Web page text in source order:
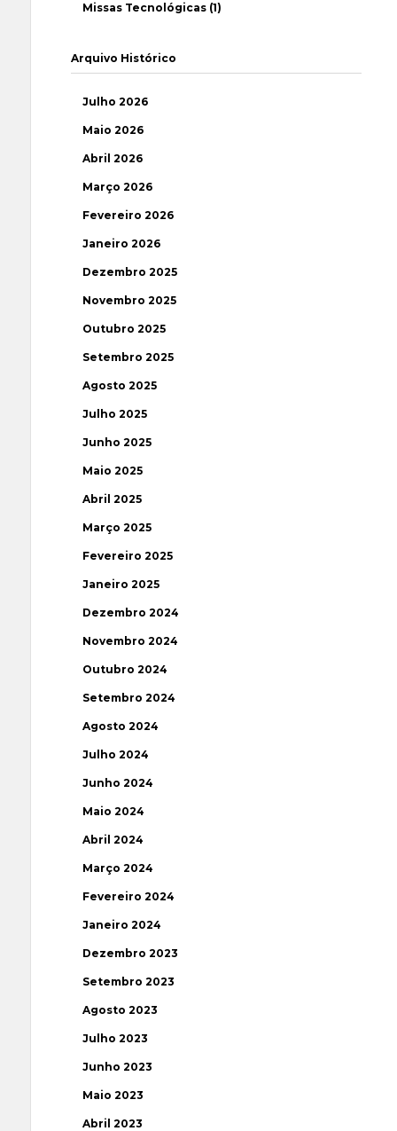
Missas Tecnológicas (1)
Arquivo Histórico
Julho 2026
Maio 2026
Abril 2026
Março 2026
Fevereiro 2026
Janeiro 2026
Dezembro 2025
Novembro 2025
Outubro 2025
Setembro 2025
Agosto 2025
Julho 2025
Junho 2025
Maio 2025
Abril 2025
Março 2025
Fevereiro 2025
Janeiro 2025
Dezembro 2024
Novembro 2024
Outubro 2024
Setembro 2024
Agosto 2024
Julho 2024
Junho 2024
Maio 2024
Abril 2024
Março 2024
Fevereiro 2024
Janeiro 2024
Dezembro 2023
Setembro 2023
Agosto 2023
Julho 2023
Junho 2023
Maio 2023
Abril 2023